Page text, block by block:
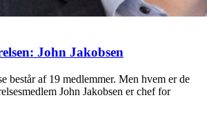
John Jakobsen
består af 19 medlemmer. Men hvem er de
John Jakobsen er chef for